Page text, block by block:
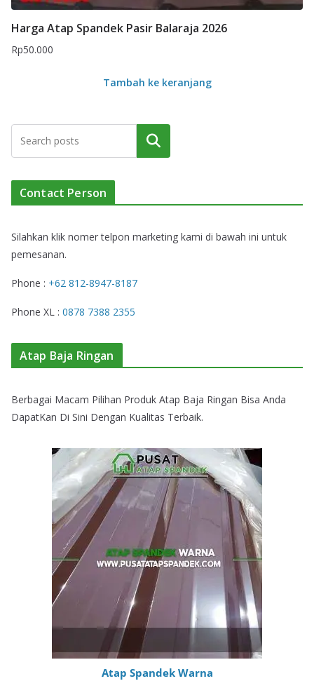
Harga Atap Spandek Pasir Balaraja 2026
Rp50.000
Tambah ke keranjang
Cari
Contact Person
Silahkan klik nomer telpon marketing kami di bawah ini untuk
pemesanan.
Phone : +62 812-8947-8187
Phone XL : 0878 7388 2355
Atap Baja Ringan
Berbagai Macam Pilihan Produk Atap Baja Ringan Bisa Anda
DapatKan Di Sini Dengan Kualitas Terbaik.
Atap Spandek Warna